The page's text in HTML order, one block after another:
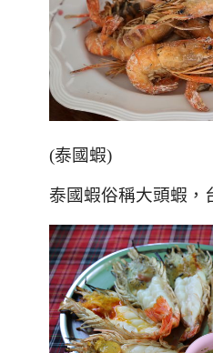
(泰國蝦)
泰國蝦俗稱大頭蝦，